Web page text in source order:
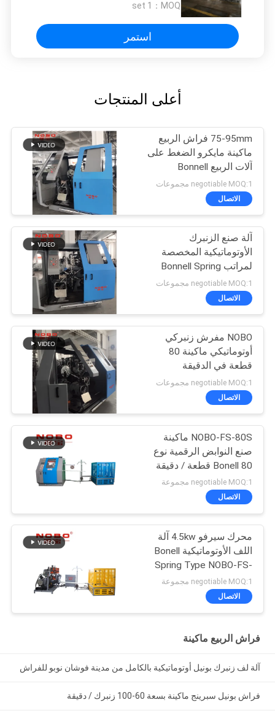
MOQ：
1 set
استمر
أعلى المنتجات
75-95mm فراش الربيع
ماكينة مايكرو الضغط على
آلات الربيع Bonnell
negotiable MOQ:1 مجموعات
الاتصال
آلة صنع الزنبرك
الأوتوماتيكية المخصصة
لمراتب Bonnell Spring
negotiable MOQ:1 مجموعات
الاتصال
NOBO مفرش زنبركي
أوتوماتيكي ماكينة 80
قطعة في الدقيقة
negotiable MOQ:1 مجموعات
الاتصال
NOBO-FS-80S ماكينة
صنع النوابض الرقمية نوع
Bonell 80 قطعة / دقيقة
للمرتبة
negotiable MOQ:1 مجموعة
الاتصال
محرك سيرفو 4.5kw آلة
اللف الأوتوماتيكية Bonell
Spring Type NOBO-FS-
65
negotiable MOQ:1 مجموعة
الاتصال
فراش الربيع ماكينة
آلة لف زنبرك بونيل أوتوماتيكية بالكامل من مدينة فوشان نوبو للفراش
فراش بونيل سبرينج ماكينة بسعة 60-100 زنبرك / دقيقة